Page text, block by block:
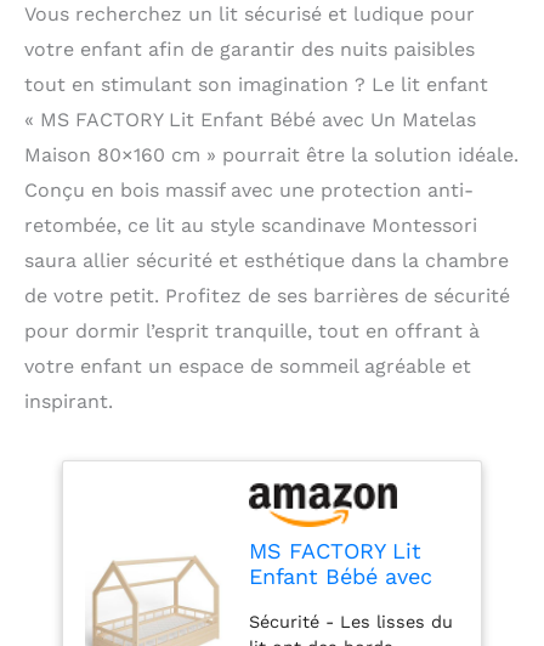
Vous recherchez un lit sécurisé et ludique pour
votre enfant afin de garantir des nuits paisibles
tout en stimulant son imagination ? Le lit enfant
« MS FACTORY Lit Enfant Bébé avec Un Matelas
Maison 80×160 cm » pourrait être la solution idéale.
Conçu en bois massif avec une protection anti-
retombée, ce lit au style scandinave Montessori
saura allier sécurité et esthétique dans la chambre
de votre petit. Profitez de ses barrières de sécurité
pour dormir l’esprit tranquille, tout en offrant à
votre enfant un espace de sommeil agréable et
inspirant.
MS FACTORY Lit
Enfant Bébé avec
80x160 cm - Lit en
Sécurité - Les lisses du